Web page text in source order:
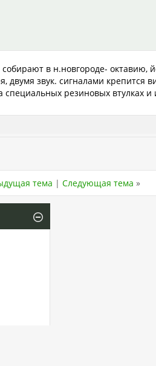
в н.новгороде- октавию,
двумя звук. сигналами крепится
специальных резиновых втулках
тема | Следующая тема »